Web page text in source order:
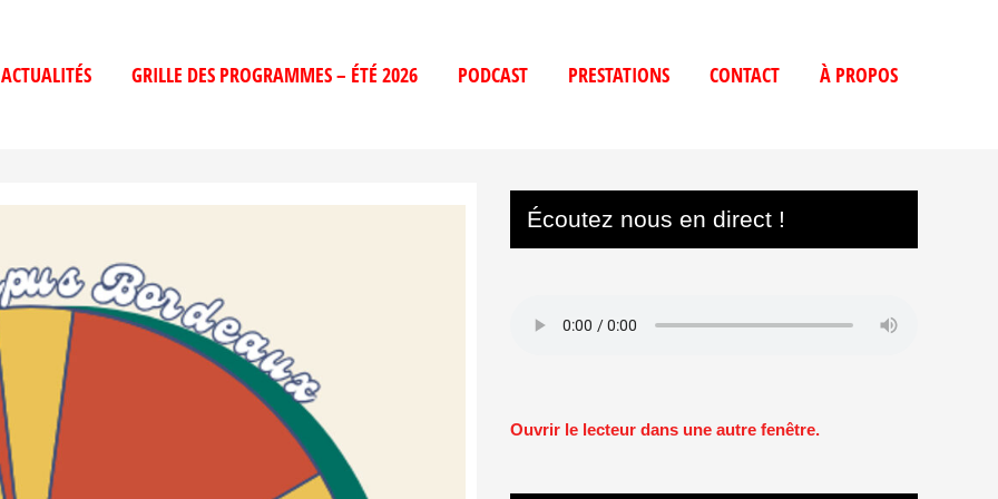
ACTUALITÉS GRILLE DES PROGRAMMES – ÉTÉ 2026 PODCAST PRESTATIONS CONTACT À PROPOS
Écoutez nous en direct !
Ouvrir le lecteur dans une autre fenêtre.